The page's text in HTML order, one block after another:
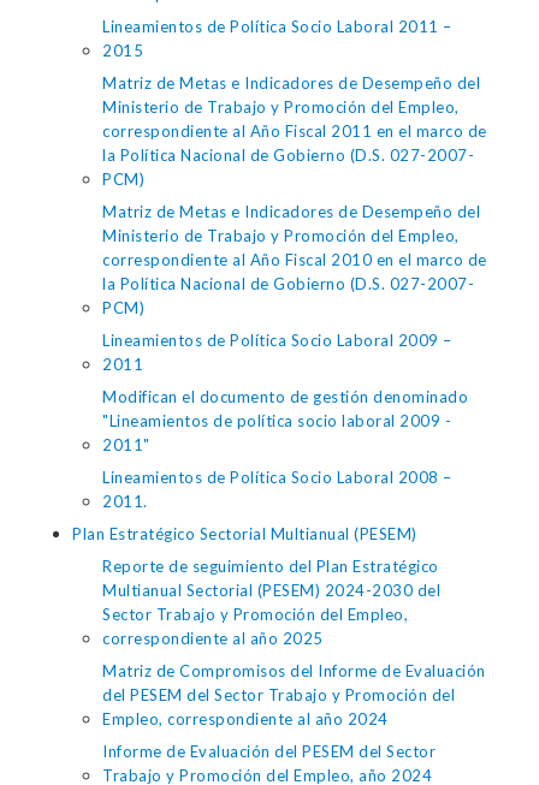
Lineamientos de Política Socio Laboral 2011 –
2015
Matriz de Metas e Indicadores de Desempeño del
Ministerio de Trabajo y Promoción del Empleo,
correspondiente al Año Fiscal 2011 en el marco de
la Política Nacional de Gobierno (D.S. 027-2007-
PCM)
Matriz de Metas e Indicadores de Desempeño del
Ministerio de Trabajo y Promoción del Empleo,
correspondiente al Año Fiscal 2010 en el marco de
la Política Nacional de Gobierno (D.S. 027-2007-
PCM)
Lineamientos de Política Socio Laboral 2009 –
2011
Modifican el documento de gestión denominado
"Lineamientos de política socio laboral 2009 -
2011"
Lineamientos de Política Socio Laboral 2008 –
2011.
Plan Estratégico Sectorial Multianual (PESEM)
Reporte de seguimiento del Plan Estratégico
Multianual Sectorial (PESEM) 2024-2030 del
Sector Trabajo y Promoción del Empleo,
correspondiente al año 2025
Matriz de Compromisos del Informe de Evaluación
del PESEM del Sector Trabajo y Promoción del
Empleo, correspondiente al año 2024
Informe de Evaluación del PESEM del Sector
Trabajo y Promoción del Empleo, año 2024